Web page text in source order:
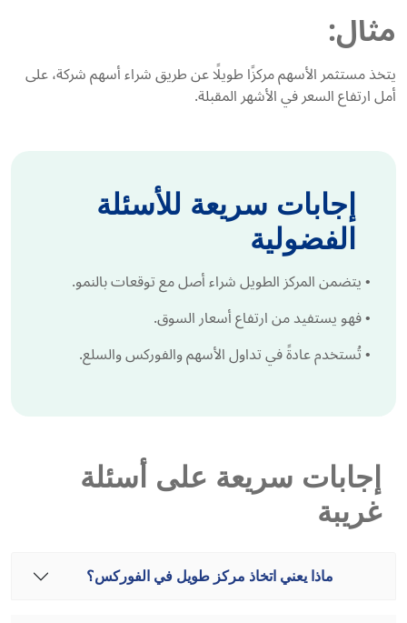
مثال:
يتخذ مستثمر الأسهم مركزًا طويلًا عن طريق شراء أسهم شركة، على
أمل ارتفاع السعر في الأشهر المقبلة.
إجابات سريعة للأسئلة
الفضولية
•يتضمن المركز الطويل شراء أصل مع توقعات بالنمو.
•فهو يستفيد من ارتفاع أسعار السوق.
•تُستخدم عادةً في تداول الأسهم والفوركس والسلع.
إجابات سريعة على أسئلة
غريبة
ماذا يعني اتخاذ مركز طويل في الفوركس؟